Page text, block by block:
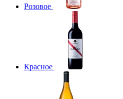
Розовое
Красное